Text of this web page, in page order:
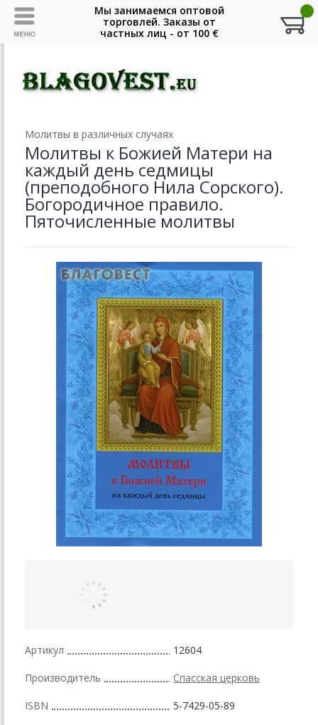
Молитвы в различных случаях
Молитвы к Божией Матери на
каждый день седмицы
(преподобного Нила Сорского).
Богородичное правило.
Пяточисленные молитвы
Артикул 12604
Производитель Спасская церковь
ISBN 5-7429-05-89